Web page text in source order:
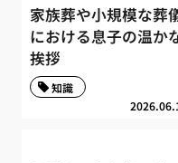
家族葬や小規模な葬
における息子の温か
挨拶
知識